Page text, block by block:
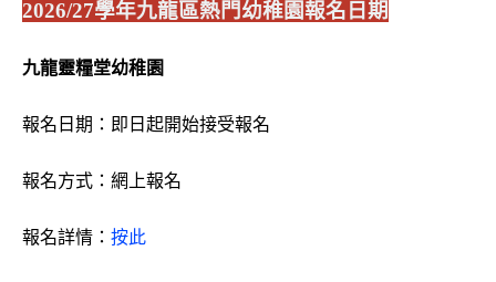
2026/27學年九龍區熱門幼稚園報名日期
九龍靈糧堂幼稚園
報名日期：即日起開始接受報名
報名方式：網上報名
報名詳情： 按此